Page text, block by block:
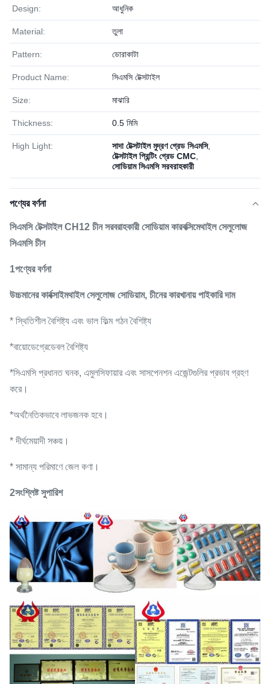
Design: আধুনিক
Material: তুলা
Pattern: ডোরাকাটা
Product Name: সিএমসি টেক্সটাইল
Size: মাঝারি
Thickness: 0.5 মিমি
High Light: সাদা টেক্সটাইল মুদ্রণ গ্রেড সিএমসি,
টেক্সটাইল প্রিন্টিং গ্রেড CMC
সোডিয়াম সিএমসি সরবরাহকারী
পণ্যের বর্ণনা
সিএমসি টেক্সটাইল CH12 চীন সরবরাহকারী সোডিয়াম কারবক্সিমেথাইল সেলুলোজ
সিএমসি চীন
1পণ্যের বর্ণনা
উচ্চমানের কার্বক্সাইমথাইল সেলুলোজ সোডিয়াম, চীনের কারখানায় পাইকারি দাম
* স্থিতিশীল বৈশিষ্ট্য এবং ভাল ফিল্ম গঠন বৈশিষ্ট্য
*বায়োডেগ্রেডেবল বৈশিষ্ট্য
*সিএমসি প্রধানত ঘনক, এমুলসিফায়ার এবং সাসপেনশন এজেন্টগুলির প্রভাব গ্রহণ
করে।
*অর্থনৈতিকভাবে লাভজনক হবে।
* দীর্ঘমেয়াদী সঞ্চয়।
* সামান্য পরিমাণে জেল কণা।
2সংশ্লিষ্ট সুপারিশ